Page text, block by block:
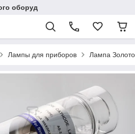
оборуд
Лампы для приборов Лампа